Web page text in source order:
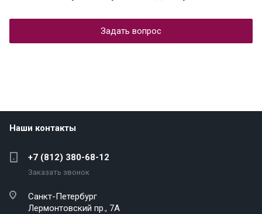
Задать вопрос
Наши контакты
+7 (812) 380-68-12
Заказать звонок
Санкт-Петербург
Лермонтовский пр., 7А